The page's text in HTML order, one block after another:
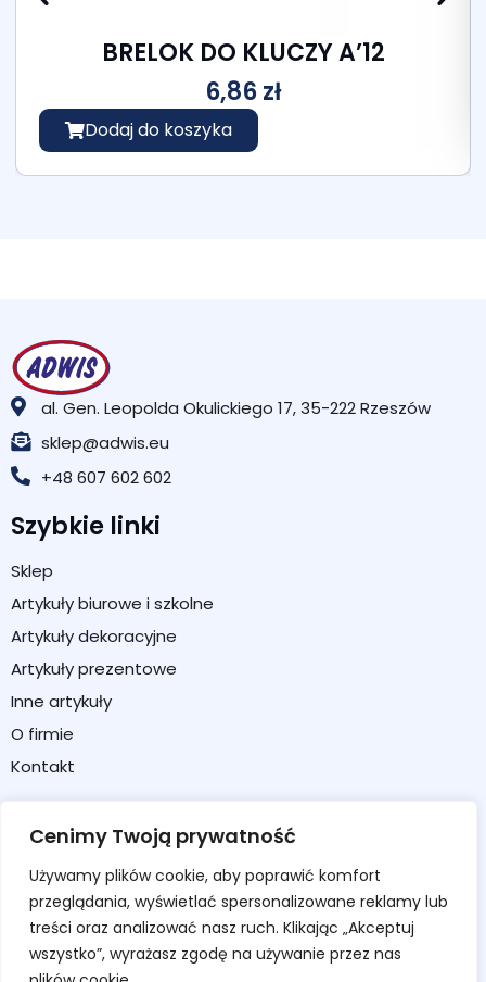
Cenimy Twoją prywatność
Używamy plików cookie, aby poprawić komfort
przeglądania, wyświetlać spersonalizowane reklamy lub
treści oraz analizować nasz ruch. Klikając „Akceptuj
wszystko”, wyrażasz zgodę na używanie przez nas
BRELOK DO KLUCZY A’12
6,86zł
Dodaj do koszyka
al. Gen. Leopolda Okulickiego 17, 35-222 Rzeszów
sklep@adwis.eu
+48 607 602 602
Szybkie linki
Sklep
Artykuły biurowe i szkolne
Artykuły dekoracyjne
Artykuły prezentowe
Inne artykuły
O firmie
Kontakt
Koszyk
Formularz zwrotu / reklamacji
Regulamin sklepu